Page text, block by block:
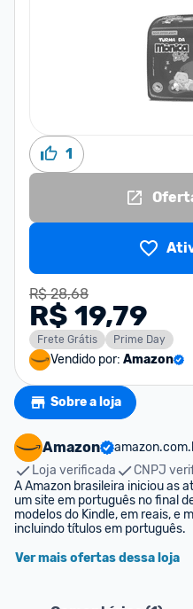
1
R$ 28,68
R$ 19,79
Frete Grátis Prime Day
Vendido por: Amazon
Sobre a loja
Amazon
Loja verificada
CNPJ
A Amazon brasileira iniciou as
um site em português no final
modelos do Kindle, em reais, e
incluindo títulos em português.
Ver mais ofertas dessa loja